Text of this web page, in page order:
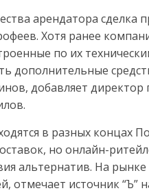
арендатора сделка
Хотя ранее
по их
дополнительные
добавляет директор
в разных концах
но онлайн-
альтернатив. На рынке
отмечает источник “Ъ”